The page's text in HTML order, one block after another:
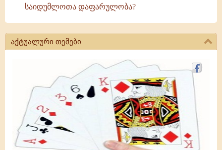
საიდუმლოთა დაფარულობა?
აქტუალური თემები